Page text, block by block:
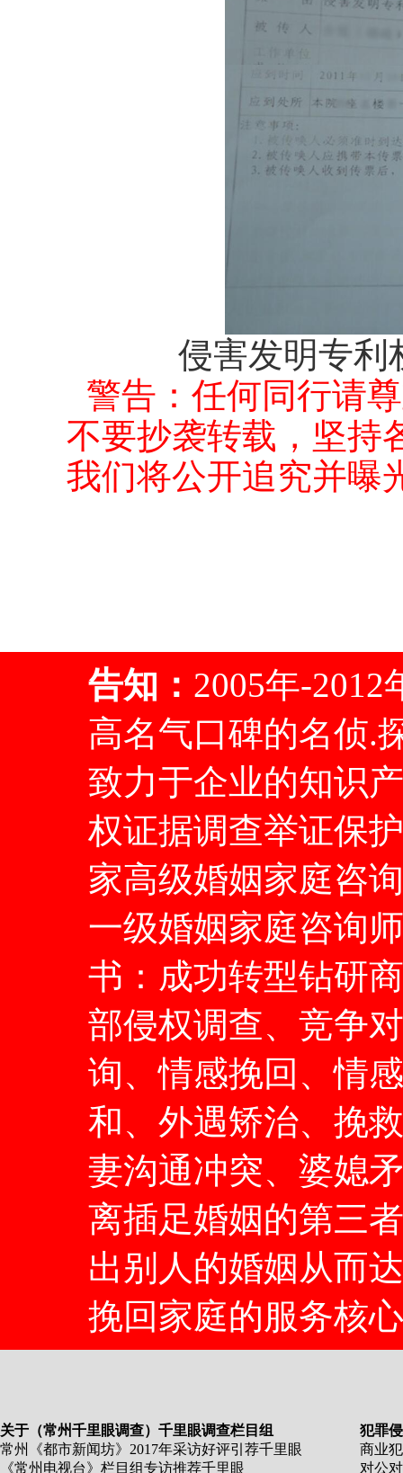
侵害发明专利
警告：任何同行请
不要抄袭转载，坚持
我们将公开追究并曝
告知： 2005年-
高名气口碑的名侦.
致力于企业的知识
权证据调查举证保
家高级婚姻家庭咨
一级婚姻家庭咨询
书：成功转型钻研
部侵权调查、竞争
询、情感挽回、情
和、外遇矫治、挽
妻沟通冲突、婆媳
离插足婚姻的第三
出别人的婚姻从而
挽回家庭的服务核
关于（常州千里眼调查）千里眼调查栏目组
常州《都市新闻坊》2017年采访好评引荐千里眼
《常州电视台》栏目组专访推荐千里眼
犯罪
商业
对公